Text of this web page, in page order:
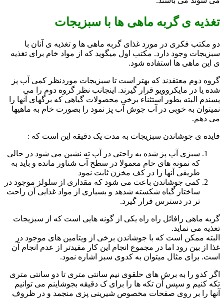
تغذیه ی گربه ماهی ها با سبزیجات
دو مکتب فکری در مورد غذای گربه ماهی ها و تغذیه ی آنان با
سبزیجات وجود دارد. مکتب اول میگوید که از مواد خام برای تغذیه
ی این ماهی ها استفاده شود.
گروه دوم معتقدند که بهتر است تا سبزیجات موردنظر کمی آب پز
شده یا در مایکروویو قرار گیرند. اینجانب نظر گروه دوم را می
پسندم البته بطور استثناء برخی محصولات گیاهی که برگهای آنها را
نمیتوان به خوبی در آب جوش آب پز نمود را بصورت خام به ماهیها
می دهم.
فایده ی جوشاندن سبزیجات به مدت یک دقیقه این است که :
سبزی آب پز شده به راحتی در آب ته نشین می شود در حالی
که نمونه های خام معمولا در سطح آب شناور مانده و باید به
طریقی آنها را در کف مخزن ثابت نمود
کمی جوشاندن باعث می شود که مقداری از سلولز موجود در
ساختار گیاه شکسته شدهد و بسیاری از مواد غذایی آن راحت
تر در دسترس قرار گیرد.
گربه ماهی رافائل راه راه یکی از گونه هایی است که از سبزیجات
تغذیه می نماید.
البته ممکن است که با جوشاندن برخی از ویتامین های موجود در
غذا از بین رود اما در مجموع انجام این کار مفیدتر از عدم انجام آن
است. برای مثال میتوان به کدوی سبز اشاره نمود.
اگر کدو را به برش های حلقوی نیم سانتی متری تا دو سانتی متری
تکه کنیم و سپس آن تکه ها را برای ک دقیقه بجوشاینم می توانیم
آنها را بر روی صفحات مخصوص شیرینی پزی منجمد و در ظروف